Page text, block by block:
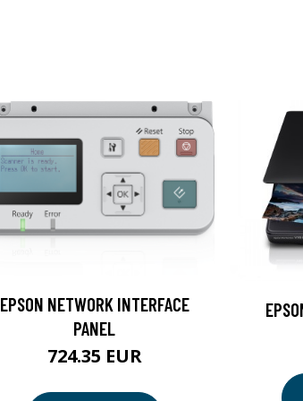
EPSON NETWORK INTERFACE
PANEL
724.35 EUR